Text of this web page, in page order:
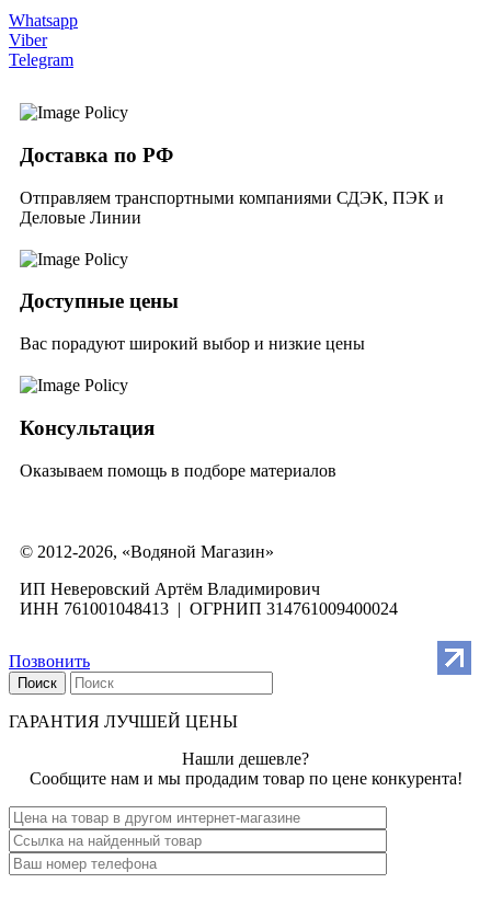
Whatsapp
Viber
Telegram
Доставка по РФ
Отправляем транспортными компаниями СДЭК, ПЭК и
Деловые Линии
Доступные цены
Вас порадуют широкий выбор и низкие цены
Консультация
Оказываем помощь в подборе материалов
© 2012-2026, «Водяной Магазин»
ИП Неверовский Артём Владимирович
ИНН 761001048413 | ОГРНИП 314761009400024
Позвонить
Поиск
ГАРАНТИЯ ЛУЧШЕЙ ЦЕНЫ
Нашли дешевле?
Сообщите нам и мы продадим товар по цене конкурента!